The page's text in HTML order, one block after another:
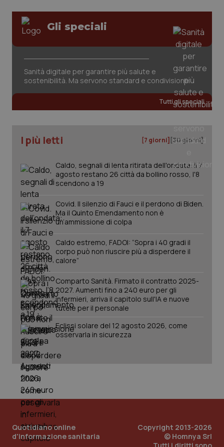
Gli speciali
Sanità digitale per garantire più salute e
sostenibilità. Ma servono standard e condivisione
Tutti gli speciali
I più letti [7 giorni] [30 giorni]
Caldo, segnali di lenta ritirata dell'ondata: il 7
agosto restano 26 città da bollino rosso, l'8
scendono a 19
Covid. Il silenzio di Fauci e il perdono di Biden.
Ma il Quinto Emendamento non è
un’ammissione di colpa
Caldo estremo, FADOI: “Sopra i 40 gradi il
corpo può non riuscire più a disperdere il
calore”
Comparto Sanità. Firmato il contratto 2025-
2027. Aumenti fino a 240 euro per gli
infermieri, arriva il capitolo sull'IA e nuove
tutele per il personale
Eclissi solare del 12 agosto 2026, come
osservarla in sicurezza
Quotidiano online
d'informazione sanitaria
Copyright 2013-2026
© Homnya Srl
PHPSESSID
_ga_KM60CM4NPH